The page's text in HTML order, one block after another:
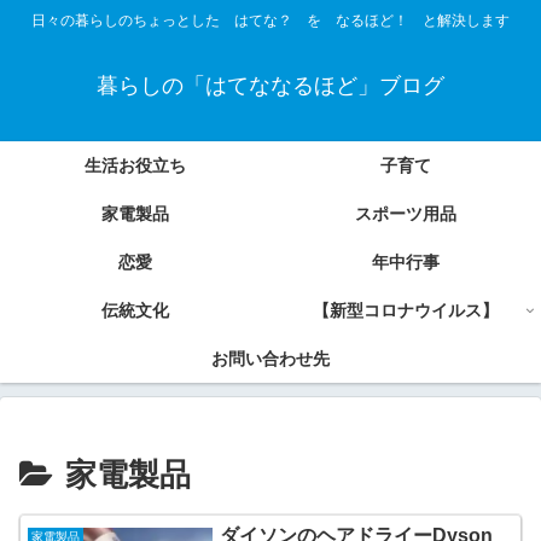
日々の暮らしのちょっとした はてな？ を なるほど！ と解決します
暮らしの「はてななるほど」ブログ
生活お役立ち 子育て
家電製品 スポーツ用品
恋愛 年中行事
伝統文化 【新型コロナウイルス】
お問い合わせ先
家電製品
家電製品 ダイソンのヘアドライーDyson